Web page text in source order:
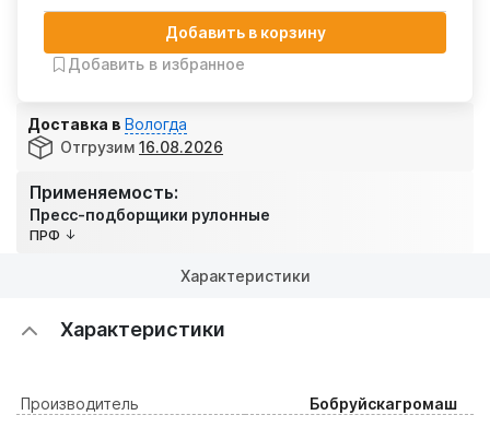
Применяемость:
Пресс-подборщики рулонные
ПРФ
Добавить в корзину
Добавить в избранное
Доставка в Вологда
Отгрузим 16.08.2026
Характеристики
Характеристики
Производитель
Бобруйскагромаш